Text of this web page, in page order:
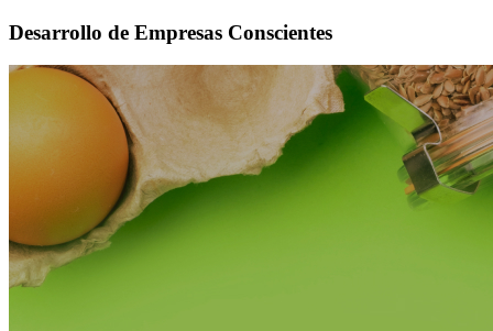
Desarrollo de Empresas Conscientes